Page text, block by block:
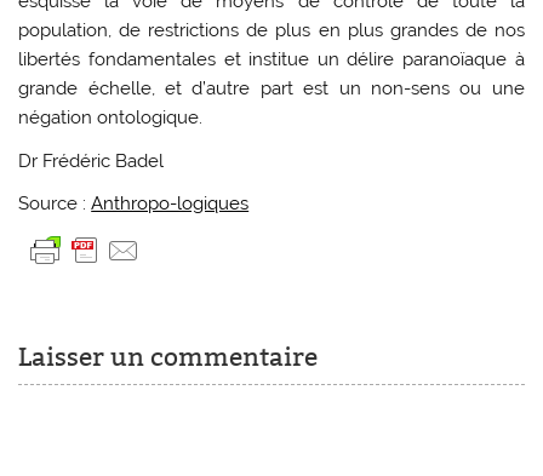
population, de restrictions de plus en plus grandes de nos
libertés fondamentales et institue un délire paranoïaque à
grande échelle, et d’autre part est un non-sens ou une
négation ontologique.
Dr Frédéric Badel
Source :Anthropo-logiques
Laisser un commentaire